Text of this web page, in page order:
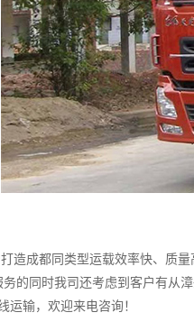
造成都同类型运载效率快、质量
的同时我司还考虑到客户有从
运输，欢迎来电咨询！